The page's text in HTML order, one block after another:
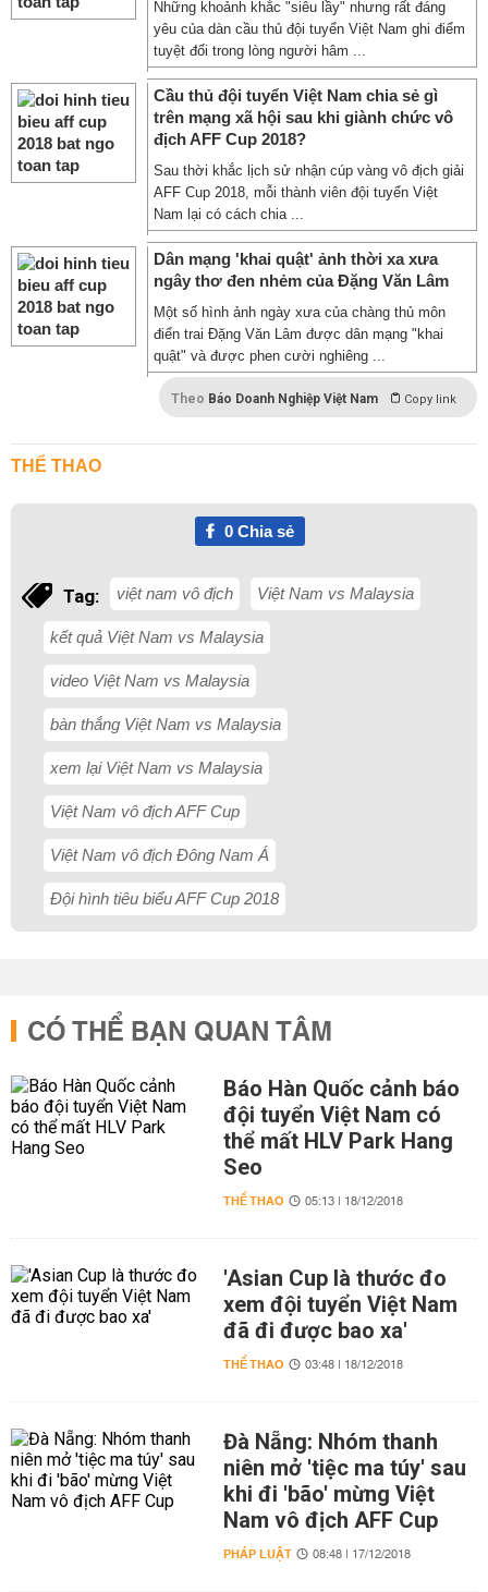
Những khoảnh khắc "siêu lầy" nhưng rất đáng
yêu của dàn cầu thủ đội tuyển Việt Nam ghi điểm
tuyệt đối trong lòng người hâm ...
Cầu thủ đội tuyển Việt Nam chia sẻ gì
trên mạng xã hội sau khi giành chức vô
địch AFF Cup 2018?
Sau thời khắc lịch sử nhận cúp vàng vô địch giải
AFF Cup 2018, mỗi thành viên đội tuyển Việt
Nam lại có cách chia ...
Dân mạng 'khai quật' ảnh thời xa xưa
ngây thơ đen nhẻm của Đặng Văn Lâm
Một số hình ảnh ngày xưa của chàng thủ môn
điển trai Đặng Văn Lâm được dân mạng "khai
quật" và được phen cười nghiêng ...
Theo Báo Doanh Nghiệp Việt Nam Copy link
THỂ THAO
0Chia sẻ
Tag: việt nam vô địch Việt Nam vs Malaysia
kết quả Việt Nam vs Malaysia
video Việt Nam vs Malaysia
bàn thắng Việt Nam vs Malaysia
xem lại Việt Nam vs Malaysia
Việt Nam vô địch AFF Cup
Việt Nam vô địch Đông Nam Á
Đội hình tiêu biểu AFF Cup 2018
CÓ THỂ BẠN QUAN TÂM
Báo Hàn Quốc cảnh báo
đội tuyển Việt Nam có
thể mất HLV Park Hang
Seo
THỂ THAO 05:13 | 18/12/2018
'Asian Cup là thước đo
xem đội tuyển Việt Nam
đã đi được bao xa'
THỂ THAO 03:48 | 18/12/2018
Đà Nẵng: Nhóm thanh
niên mở 'tiệc ma túy' sau
khi đi 'bão' mừng Việt
Nam vô địch AFF Cup
PHÁP LUẬT 08:48 | 17/12/2018